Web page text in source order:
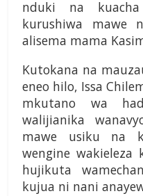
nduki na
kurushiwa mawe
alisema mama
Kutokana na
eneo hilo, Issa
mkutano wa
walijianika
mawe usiku na
wengine wakieleza
hujikuta
kujua ni nani